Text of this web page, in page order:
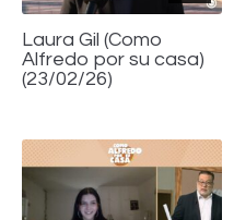
Laura Gil (Como
Alfredo por su casa)
(23/02/26)